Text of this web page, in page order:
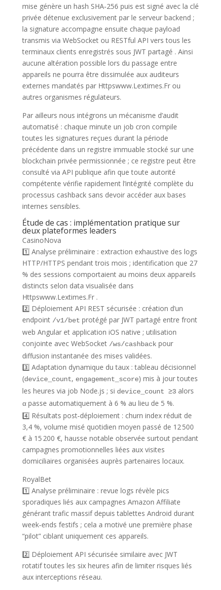
mise génère un hash SHA‑256 puis est signé avec la clé
privée détenue exclusivement par le serveur backend ;
la signature accompagne ensuite chaque payload
transmis via WebSocket ou RESTful API vers tous les
terminaux clients enregistrés sous JWT partagé . Ainsi
aucune altération possible lors du passage entre
appareils ne pourra être dissimulée aux auditeurs
externes mandatés par Httpswww.Lextimes.Fr ou
autres organismes régulateurs.
Par ailleurs nous intégrons un mécanisme d’audit
automatisé : chaque minute un job cron compile
toutes les signatures reçues durant la période
précédente dans un registre immuable stocké sur une
blockchain privée permissionnée ; ce registre peut être
consulté via API publique afin que toute autorité
compétente vérifie rapidement l’intégrité complète du
processus cashback sans devoir accéder aux bases
internes sensibles.
Étude de cas : implémentation pratique sur
deux plateformes leaders
CasinoNova
1️⃣ Analyse préliminaire : extraction exhaustive des logs
HTTP/HTTPS pendant trois mois ; identification que 27
% des sessions comportaient au moins deux appareils
distincts selon data visualisée dans
Httpswww.Lextimes.Fr .
2️⃣ Déploiement API REST sécurisée : création d’un
endpoint /v1/bet protégé par JWT partagé entre front
web Angular et application iOS native ; utilisation
conjointe avec WebSocket /ws/cashbackpour
diffusion instantanée des mises validées.
3️⃣ Adaptation dynamique du taux : tableau décisionnel
(device_count, engagement_score) mis à jour toutes
les heures via job Node.js ; si device_count ≥3alors
αpasse automatiquement à 6 % au lieu de 5 %.
4️⃣ Résultats post‑déploiement : churn index réduit de
3,4 %, volume misé quotidien moyen passé de 12 500
€ à 15 200 €, hausse notable observée surtout pendant
campagnes promotionnelles liées aux visites
domiciliaires organisées auprès partenaires locaux.
RoyalBet
1️⃣ Analyse préliminaire : revue logs révèle pics
sporadiques liés aux campagnes Amazon Affiliate
générant trafic massif depuis tablettes Android durant
week‑ends festifs ; cela a motivé une première phase
“pilot” ciblant uniquement ces appareils.
2️⃣ Déploiement API sécurisée similaire avec JWT
rotatif toutes les six heures afin de limiter risques liés
aux interceptions réseau.